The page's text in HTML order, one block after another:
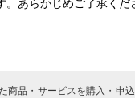
。あらかじめご了承くだ
商品・サービスを購入・申